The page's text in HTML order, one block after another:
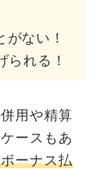
ない！
られる！
用や精算
ースもあ
ーナス払